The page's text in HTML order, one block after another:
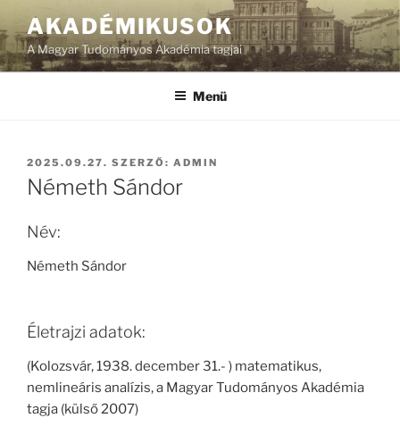
AKADÉMIKUSOK
A Magyar Tudományos Akadémia tagjai
Menü
BEKÜLDVE:
2025.09.27. SZERZŐ: ADMIN
Németh Sándor
Név:
Németh Sándor
Életrajzi adatok:
(Kolozsvár, 1938. december 31.- ) matematikus,
nemlineáris analízis, a Magyar Tudományos Akadémia
tagja (külső 2007)